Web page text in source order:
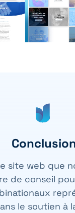
site web que
de conseil
le soutien à